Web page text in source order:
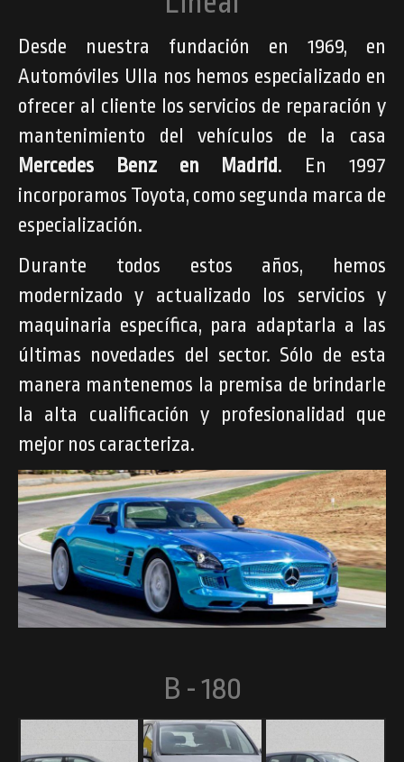
Desde nuestra fundación en 1969, en
Automóviles Ulla nos hemos especializado en
ofrecer al cliente los servicios de reparación y
mantenimiento del vehículos de la casa
Mercedes Benz en Madrid . En 1997
incorporamos Toyota, como segunda marca de
especialización.
Durante todos estos años, hemos
modernizado y actualizado los servicios y
maquinaria específica, para adaptarla a las
últimas novedades del sector. Sólo de esta
manera mantenemos la premisa de brindarle
la alta cualificación y profesionalidad que
mejor nos caracteriza.
B - 180